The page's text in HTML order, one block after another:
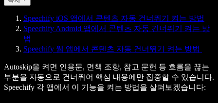
Speechify iOS 앱에서 콘텐츠 자동 건너뛰기 켜는 방법
Speechify Android 앱에서 콘텐츠 자동 건너뛰기 켜는 방
법
Speechify 웹 앱에서 콘텐츠 자동 건너뛰기 켜는 방법
Autoskip을 켜면 인용문, 면책 조항, 참고 문헌 등 흐름을 끊는
부분을 자동으로 건너뛰어 핵심 내용에만 집중할 수 있습니다.
Speechify 각 앱에서 이 기능을 켜는 방법을 살펴보겠습니다: